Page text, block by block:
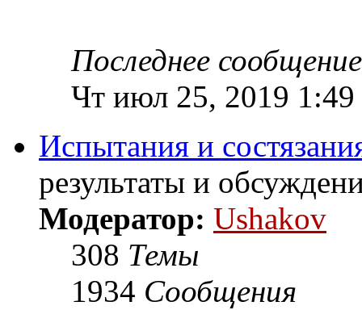
Последнее сообщение
Чт июл 25, 2019 1:49
Испытания и
результаты и
Модератор: Ushakov
308 Темы
1934 Сообщения